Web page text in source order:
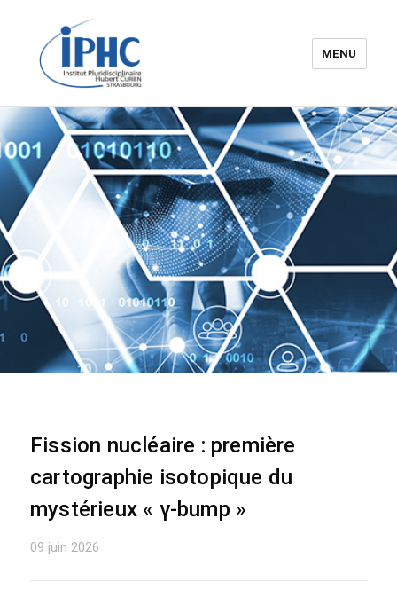
Institut pluridisciplinaire Hubert
Curien – IPHC
MENU
Fission nucléaire : première
cartographie isotopique du
mystérieux « γ-bump »
09 juin 2026